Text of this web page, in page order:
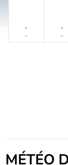
-
-
-
-
MÉTÉO